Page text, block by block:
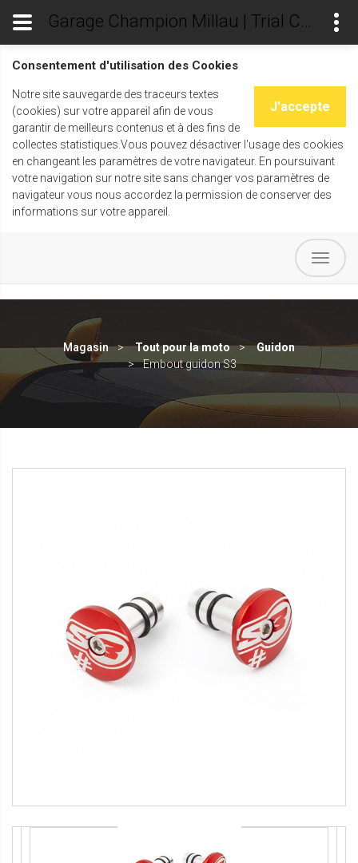
Consentement d'utilisation des Cookies
J'accepte
Notre site sauvegarde des traceurs textes
(cookies) sur votre appareil afin de vous
garantir de meilleurs contenus et à des fins de
collectes statistiques.Vous pouvez désactiver l'usage des cookies
en changeant les paramètres de votre navigateur. En poursuivant
votre navigation sur notre site sans changer vos paramètres de
navigateur vous nous accordez la permission de conserver des
informations sur votre appareil.
Garage Champion Millau | Trial Champ's
Magasin Tout pour la moto
Guidon
Embout guidon S3